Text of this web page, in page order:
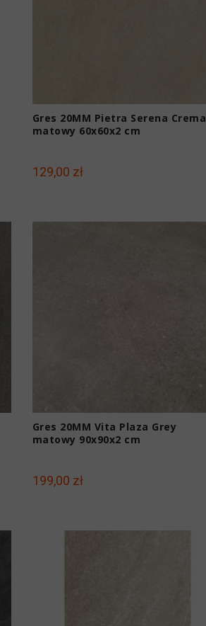
Gres 20MM Pietra Serena Crema
matowy 60x60x2 cm
129,00 zł
Gres 20MM Vita Plaza Grey
matowy 90x90x2 cm
199,00 zł